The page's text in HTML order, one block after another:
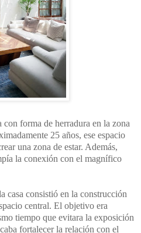
con forma de herradura en la zona
25 años, ese espacio
una zona de estar. Además,
la conexión con el magnífico
casa consistió en la construcción
central. El objetivo era
tiempo que evitara la exposición
fortalecer la relación con el